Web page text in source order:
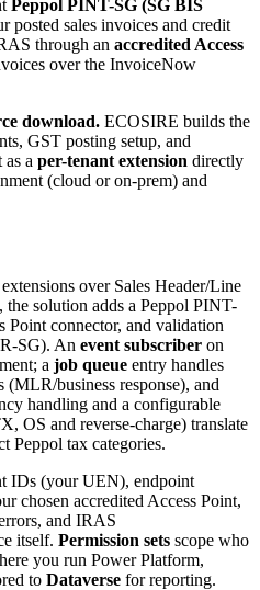
Peppol PINT-SG (SG BIS
posted sales invoices and credit
through an accredited Access
over the InvoiceNow
download. ECOSIRE builds the
GST posting setup, and
a per-tenant extension directly
(cloud or on-prem) and
over Sales Header/Line
solution adds a Peppol PINT-
Point connector, and validation
SG). An event subscriber on
a job queue entry handles
(MLR/business response), and
handling and a configurable
OS and reverse-charge) translate
Peppol tax categories.
IDs (your UEN), endpoint
chosen accredited Access Point,
and IRAS
itself. Permission sets scope who
you run Power Platform,
to Dataverse for reporting.